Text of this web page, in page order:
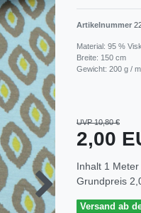
Artikelnummer
Material: 95 %
Breite: 150 cm
Gewicht: 200 g /
UVP 10,80 €
2,00
Inhalt 1 Meter
Grundpreis
Versand ab